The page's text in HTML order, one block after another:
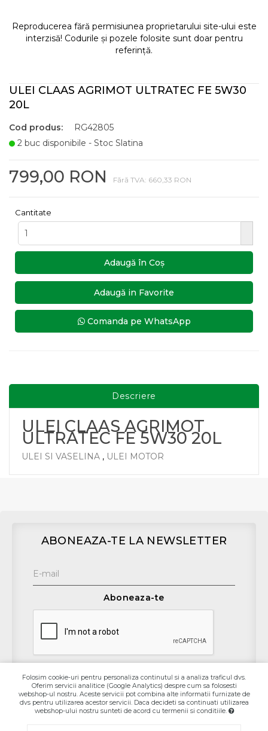
Reproducerea fără permisiunea proprietarului site-ului este
interzisă! Codurile și pozele folosite sunt doar pentru
referință.
ULEI CLAAS AGRIMOT ULTRATEC FE 5W30
20L
Cod produs:
RG42805
2 buc disponibile - Stoc Slatina
799,00 RON Fără TVA: 660,33 RON
Cantitate
Adaugă în Coş
Adaugă in Favorite
Comanda pe WhatsApp
Descriere
ULEI CLAAS AGRIMOT
ULTRATEC FE 5W30 20L
ULEI SI VASELINA , ULEI MOTOR
ABONEAZA-TE LA NEWSLETTER
Aboneaza-te
Contact
Folosim cookie-uri pentru personaliza continutul si a analiza traficul dvs.
Oferim servicii analitice (Google Analytics) despre cum sa folosesti
webshop-ul nostru. Aceste servicii pot combina alte informatii furnizate de
dvs pentru utilizarea acestor servicii. Daca decideti sa continuati utilizarea
webshop-ului nostru sunteti de acord cu termenii si conditiile.